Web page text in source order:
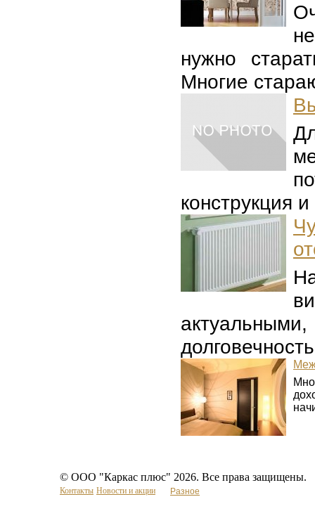
нужно
Многие
конструкция
© ООО "Каркас плюс" 2026. Все права защищены.
Контакты Новости и акции Разное